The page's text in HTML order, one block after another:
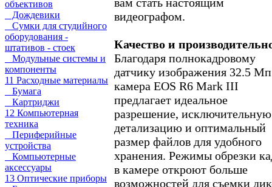
объективов
Дождевики
Сумки для студийного
оборудования -
штативов - стоек
Модульные системы и
компоненты
11 Расходные материалы
Бумага
Картриджи
12 Компьютерная
техника
Периферийные
устройства
Компьютерные
аксессуары
13 Оптические приборы
видеографом.
Качество и
Благодаря полнокадровому
датчику изображения 32.5
камера EOS R6 Mark III
предлагает идеальное
разрешение, исключительную
детализацию и оптимальный
размер файлов для удобного
хранения. Режимы обрезки
в камере откроют больше
возможностей для съемки